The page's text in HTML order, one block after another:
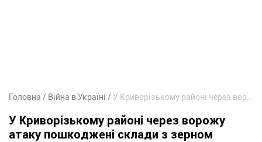
Головна Війна в Україні
У Криворізькому районі через ворожу
атаку пошкоджені склади з зерном